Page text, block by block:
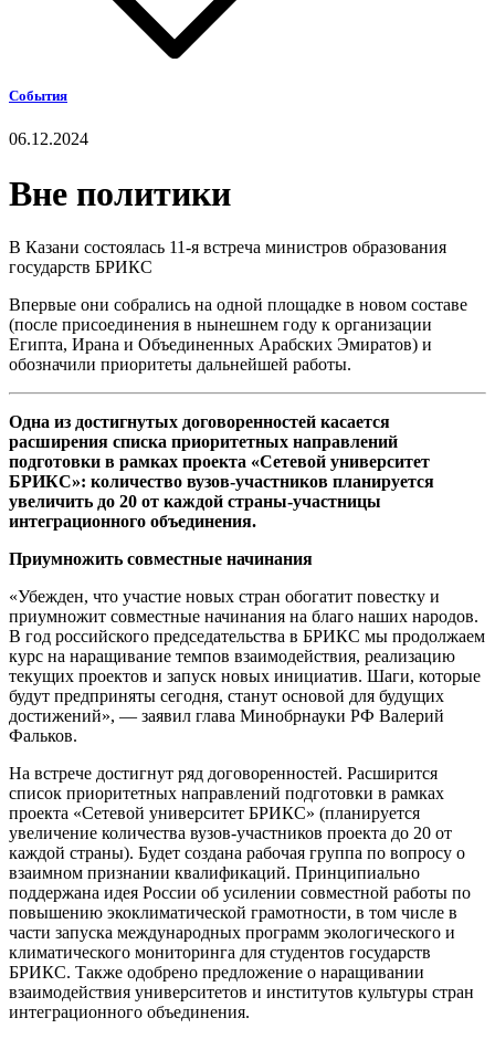
События
06.12.2024
Вне политики
В Казани состоялась 11-я встреча министров образования
государств БРИКС
Впервые они собрались на одной площадке в новом составе
(после присоединения в нынешнем году к организации
Египта, Ирана и Объединенных Арабских Эмиратов) и
обозначили приоритеты дальнейшей работы.
Одна из достигнутых договоренностей касается
расширения списка приоритетных направлений
подготовки в рамках проекта «Сетевой университет
БРИКС»: количество вузов-участников планируется
увеличить до 20 от каждой страны-участницы
интеграционного объединения.
Приумножить совместные начинания
«Убежден, что участие новых стран обогатит повестку и
приумножит совместные начинания на благо наших народов.
В год российского председательства в БРИКС мы продолжаем
курс на наращивание темпов взаимодействия, реализацию
текущих проектов и запуск новых инициатив. Шаги, которые
будут предприняты сегодня, станут основой для будущих
достижений», — заявил глава Минобрнауки РФ Валерий
Фальков.
На встрече достигнут ряд договоренностей. Расширится
список приоритетных направлений подготовки в рамках
проекта «Сетевой университет БРИКС» (планируется
увеличение количества вузов-участников проекта до 20 от
каждой страны). Будет создана рабочая группа по вопросу о
взаимном признании квалификаций. Принципиально
поддержана идея России об усилении совместной работы по
повышению экоклиматической грамотности, в том числе в
части запуска международных программ экологического и
климатического мониторинга для студентов государств
БРИКС. Также одобрено предложение о наращивании
взаимодействия университетов и институтов культуры стран
интеграционного объединения.